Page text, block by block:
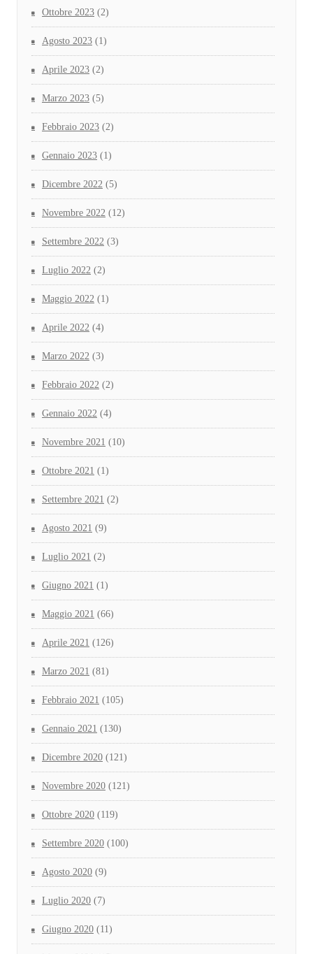
Ottobre 2023 (2)
Agosto 2023 (1)
Aprile 2023 (2)
Marzo 2023 (5)
Febbraio 2023 (2)
Gennaio 2023 (1)
Dicembre 2022 (5)
Novembre 2022 (12)
Settembre 2022 (3)
Luglio 2022 (2)
Maggio 2022 (1)
Aprile 2022 (4)
Marzo 2022 (3)
Febbraio 2022 (2)
Gennaio 2022 (4)
Novembre 2021 (10)
Ottobre 2021 (1)
Settembre 2021 (2)
Agosto 2021 (9)
Luglio 2021 (2)
Giugno 2021 (1)
Maggio 2021 (66)
Aprile 2021 (126)
Marzo 2021 (81)
Febbraio 2021 (105)
Gennaio 2021 (130)
Dicembre 2020 (121)
Novembre 2020 (121)
Ottobre 2020 (119)
Settembre 2020 (100)
Agosto 2020 (9)
Luglio 2020 (7)
Giugno 2020 (11)